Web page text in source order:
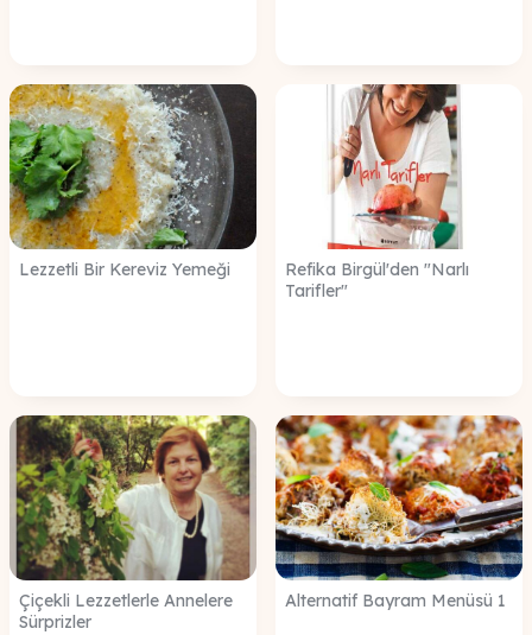
Lezzetli Bir Kereviz Yemeği
Refika Birgül'den "Narlı
Tarifler"
Çiçekli Lezzetlerle Annelere
Sürprizler
Alternatif Bayram Menüsü 1